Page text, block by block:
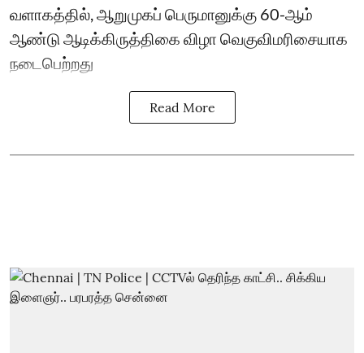
வளாகத்தில், ஆறுமுகப் பெருமானுக்கு 60-ஆம்
ஆண்டு ஆடிக்கிருத்திகை விழா வெகுவிமரிசையாக
நடைபெற்றது
Read More